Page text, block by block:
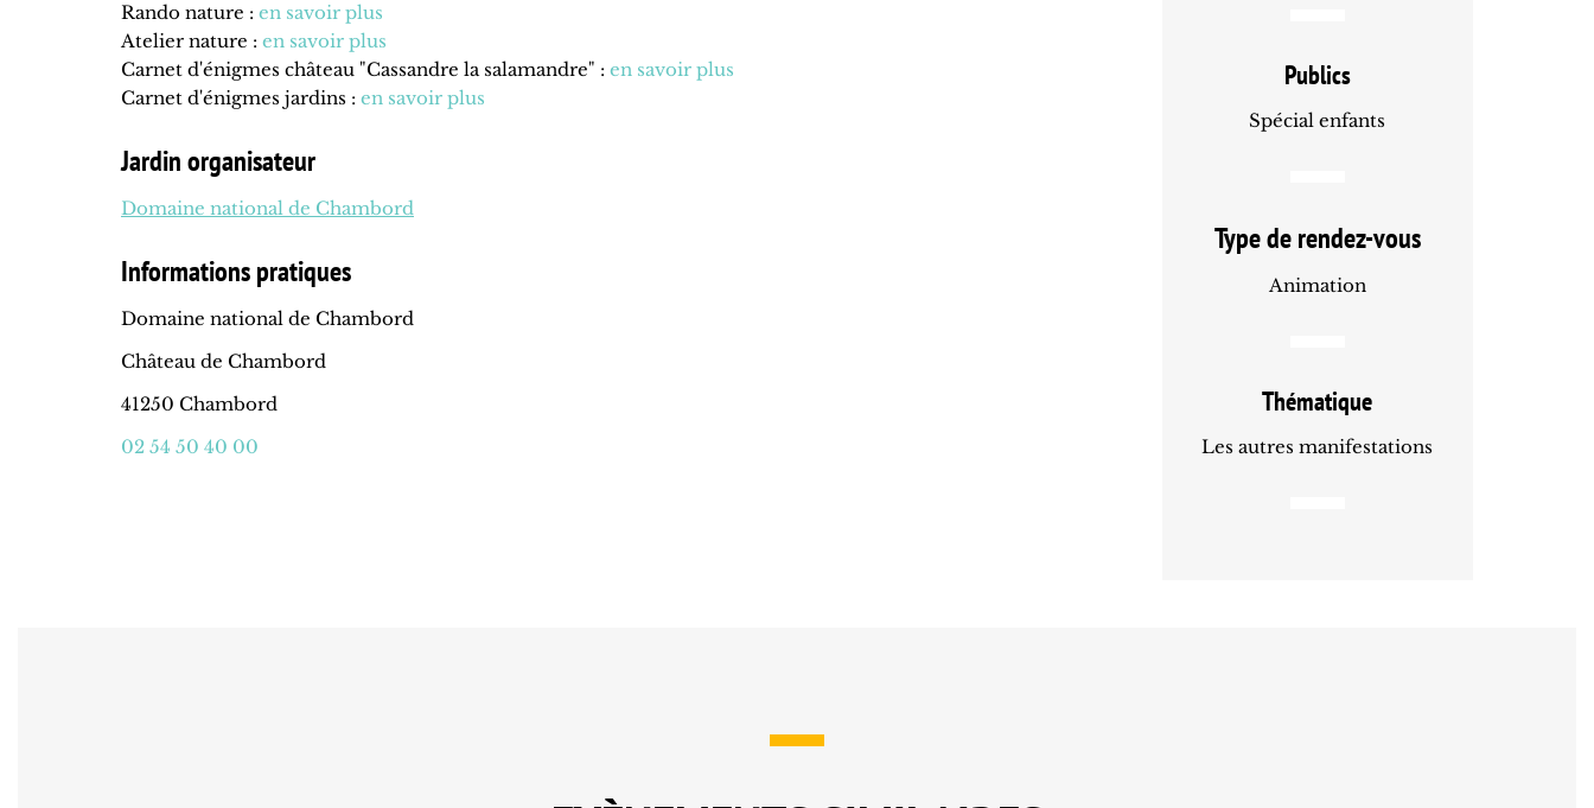
Rando nature : en savoir plus
Atelier nature : en savoir plus
Carnet d'énigmes château "Cassandre la salamandre" : en savoir plus
Carnet d'énigmes jardins : en savoir plus
Jardin organisateur
Domaine national de Chambord
Informations pratiques
Domaine national de Chambord
Château de Chambord
41250 Chambord
02 54 50 40 00
Publics
Spécial enfants
Type de rendez-vous
Animation
Thématique
Les autres manifestations